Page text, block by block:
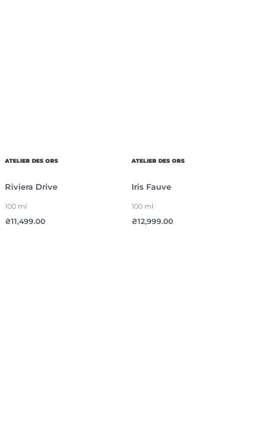
ATELIER DES ORS
Riviera Drive
100 ml
₴11,499.00
ATELIER DES ORS
Iris Fauve
100 ml
₴12,999.00